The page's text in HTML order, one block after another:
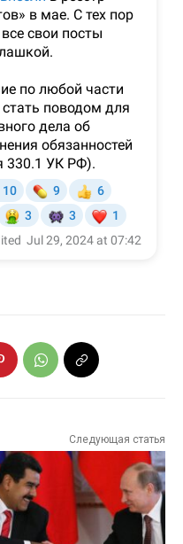
Следующая статья